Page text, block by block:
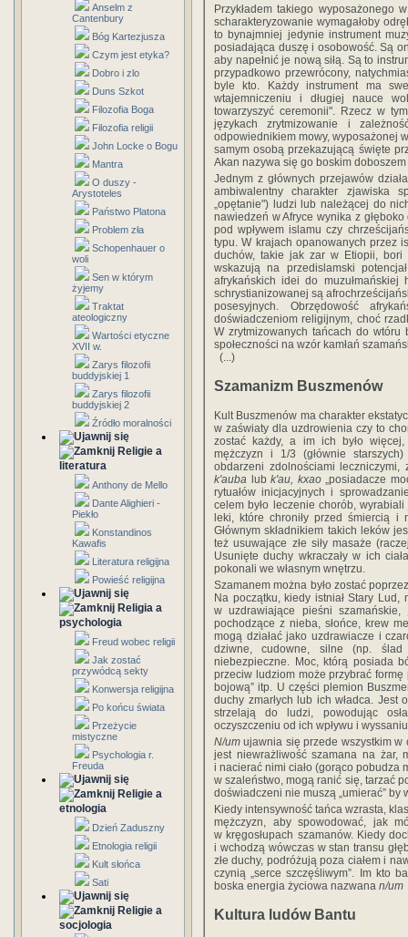
Anselm z
Cantenbury
Bóg Kartezjusza
Czym jest etyka?
Dobro i zlo
Duns Szkot
Filozofia Boga
Filozofia religii
John Locke o Bogu
Mantra
O duszy -
Arystoteles
Państwo Platona
Problem zła
Schopenhauer o
woli
Sen w którym
żyjemy
Traktat
ateologiczny
Wartości etyczne
XVII w.
Zarys filozofii
buddyjskiej 1
Zarys filozofii
buddyjskiej 2
Źródło moralności
Religie a
literatura
Anthony de Mello
Dante Alighieri -
Piekło
Konstandinos
Kawafis
Literatura religijna
Powieść religijna
Religia a
psychologia
Freud wobec religii
Jak zostać
przywódcą sekty
Konwersja religijna
Po końcu świata
Przeżycie
mistyczne
Psychologia r.
Freuda
Religie a
etnologia
Dzień Zaduszny
Etnologia religii
Kult słońca
Sati
Religie a
socjologia
Przykładem takiego wyposażonego
scharakteryzowanie wymagałoby
to bynajmniej jedynie instrument
posiadająca duszę i osobowość. Są
aby napełnić je nową siłą. Są to
przypadkowo przewrócony,
byle kto. Każdy instrument ma
wtajemniczeniu i długiej nauce
towarzyszyć ceremonii". Rzecz w
językach zrytmizowanie i
odpowiednikiem mowy, wyposażonej
samym osobą przekazującą święte
Akan nazywa się go boskim
Jednym z głównych przejawów
ambiwalentny charakter zjawiska
„opętanie") ludzi lub należącej do
nawiedzeń w Afryce wynika z
pod wpływem islamu czy
typu. W krajach opanowanych przez
duchów, takie jak zar w Etiopii,
wskazują na przedislamski
afrykańskich idei do muzułmańskiej
schrystianizowanej są
posesyjnych. Obrzędowość
doświadczeniom religijnym, choć
W zrytmizowanych tańcach do
społeczności na wzór kamłań
(...)
Szamanizm Buszmenów
Kult Buszmenów ma charakter
w zaświaty dla uzdrowienia czy to
zostać każdy, a im ich było więcej,
mężczyzn i 1/3 (głównie
obdarzeni zdolnościami
k'auba lub k'au, kxao „posiadacze
rytuałów inicjacyjnych i
celem było leczenie chorób,
leki, które chroniły przed śmiercią i
Głównym składnikiem takich leków
też usuwające złe siły masaże
Usunięte duchy wkraczały w ich
pokonali we własnym wnętrzu.
Szamanem można było zostać
Na początku, kiedy istniał Stary Lud,
w uzdrawiające pieśni
pochodzące z nieba, słońce, krew
mogą działać jako uzdrawiacze i
dziwne, cudowne, silne (np.
niebezpieczne. Moc, którą posiada
przeciw ludziom może przybrać formę
bojową” itp. U części plemion
duchy zmarłych lub ich władca. Jest
strzelają do ludzi, powodując
oczyszczeniu od ich wpływu i
N/um ujawnia się przede wszystkim
jest niewrażliwość szamana na żar,
i nacierać nimi ciało (gorąco pobudza
w szaleństwo, mogą ranić się, tarzać
doświadczeni nie muszą „umierać” by
Kiedy intensywność tańca wzrasta,
mężczyzn, aby spowodować, jak
w kręgosłupach szamanów. Kiedy
i wchodzą wówczas w stan transu
złe duchy, podróżują poza ciałem i
czynią „serce szczęśliwym”. Im kto
boska energia życiowa nazwana n/um
Kultura ludów Bantu